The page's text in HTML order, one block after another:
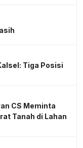
Tiga Posisi
CS Meminta
Tanah di Lahan